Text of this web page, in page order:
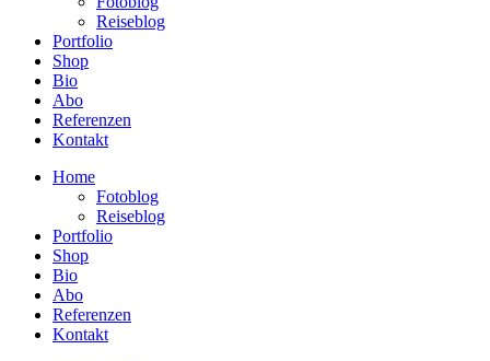
Reiseblog
Portfolio
Shop
Bio
Abo
Referenzen
Kontakt
Home
Fotoblog
Reiseblog
Portfolio
Shop
Bio
Abo
Referenzen
Kontakt